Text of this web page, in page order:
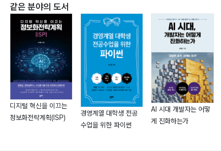
같은 분야의 도서
디지털 혁신을 이끄는
정보화전략계획(ISP)
경영계열 대학생 전공
수업을 위한 파이썬
AI 시대 개발자는 어떻
게 진화하는가